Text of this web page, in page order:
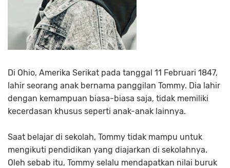
Di Ohio, Amerika Serikat pada tanggal 11 Februari 1847,
lahir seorang anak bernama panggilan Tommy. Dia lahir
dengan kemampuan biasa-biasa saja, tidak memiliki
kecerdasan khusus seperti anak-anak lainnya.
Saat belajar di sekolah, Tommy tidak mampu untuk
mengikuti pendidikan yang diajarkan di sekolahnya.
Oleh sebab itu, Tommy selalu mendapatkan nilai buruk